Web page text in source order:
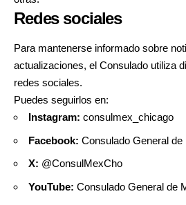
Redes sociales
Para mantenerse informado sobre
actualizaciones, el Consulado utiliza
redes sociales.
Puedes seguirlos en:
Instagram: consulmex_chicago
Facebook: Consulado General
X: @ConsulMexCho
YouTube: Consulado General de